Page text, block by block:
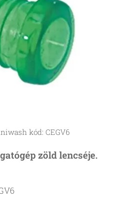
kód: CEGV6
zöld lencséje.